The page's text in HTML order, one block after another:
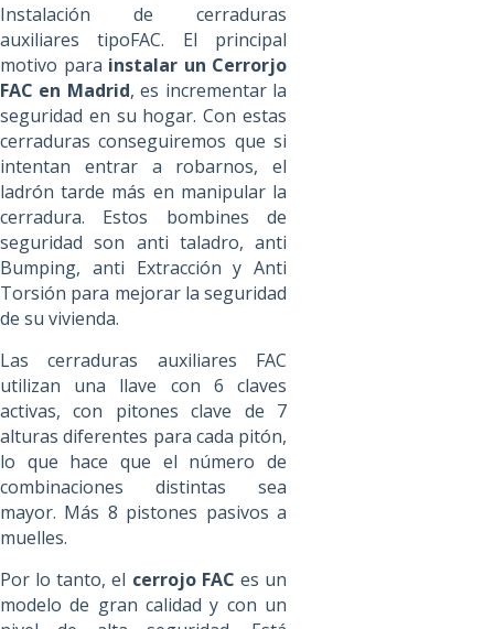
Instalación de cerraduras
auxiliares tipoFAC. El principal
motivo para instalar un Cerrorjo
FAC en Madrid, es incrementar la
seguridad en su hogar. Con estas
cerraduras conseguiremos que si
intentan entrar a robarnos, el
ladrón tarde más en manipular la
cerradura. Estos bombines de
seguridad son anti taladro, anti
Bumping, anti Extracción y Anti
Torsión para mejorar la seguridad
de su vivienda.
Las cerraduras auxiliares FAC
utilizan una llave con 6 claves
activas, con pitones clave de 7
alturas diferentes para cada pitón,
lo que hace que el número de
combinaciones distintas sea
mayor. Más 8 pistones pasivos a
muelles.
Por lo tanto, el cerrojo FAC es un
modelo de gran calidad y con un